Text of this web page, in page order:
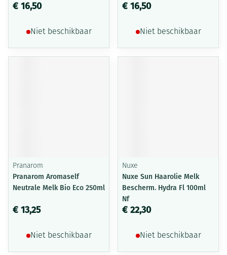
€ 16,50
Niet beschikbaar
€ 16,50
Niet beschikbaar
Pranarom
Pranarom Aromaself
Neutrale Melk Bio Eco 250ml
€ 13,25
Niet beschikbaar
Nuxe
Nuxe Sun Haarolie Melk
Bescherm. Hydra Fl 100ml
Nf
€ 22,30
Niet beschikbaar